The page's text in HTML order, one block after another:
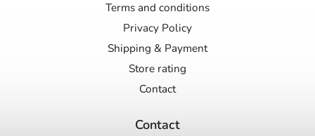
Terms and conditions
Privacy Policy
Shipping & Payment
Store rating
Contact
Contact